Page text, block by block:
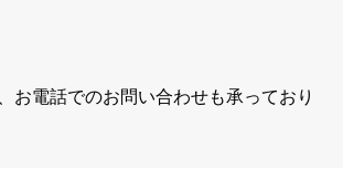
お電話でのお問い合わせも承っており